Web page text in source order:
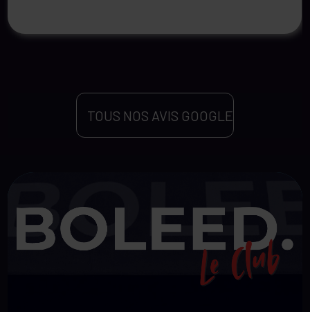
TOUS NOS AVIS GOOGLE